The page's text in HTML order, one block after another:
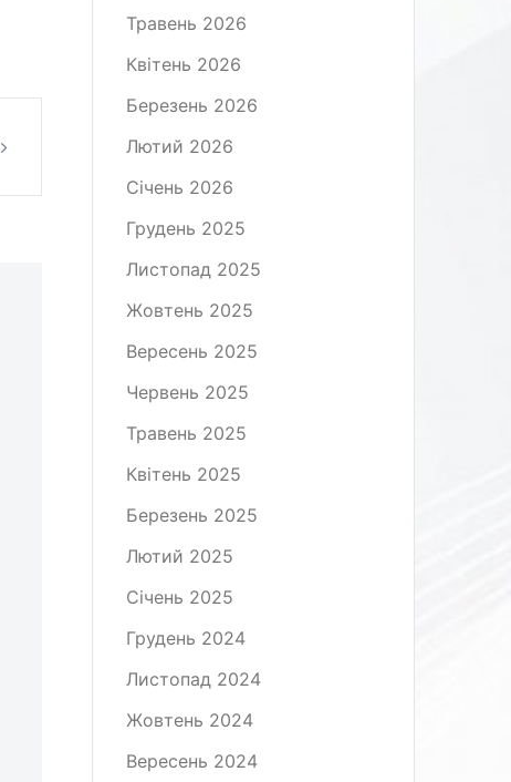
Травень 2026
Квітень 2026
Березень 2026
Лютий 2026
Січень 2026
Грудень 2025
Листопад 2025
Жовтень 2025
Вересень 2025
Червень 2025
Травень 2025
Квітень 2025
Березень 2025
Лютий 2025
Січень 2025
Грудень 2024
Листопад 2024
Жовтень 2024
Вересень 2024